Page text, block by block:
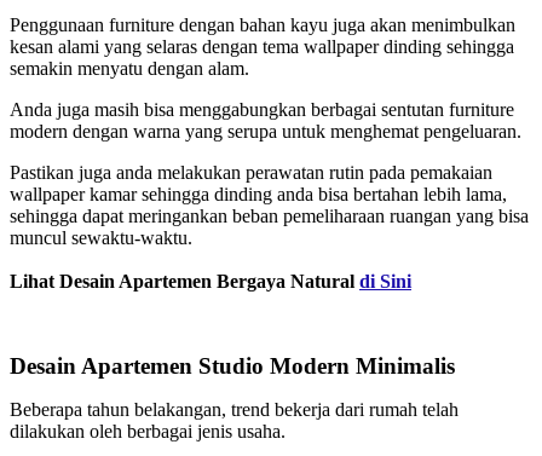
Penggunaan furniture dengan bahan kayu juga akan menimbulkan
kesan alami yang selaras dengan tema wallpaper dinding sehingga
semakin menyatu dengan alam.
Anda juga masih bisa menggabungkan berbagai sentutan furniture
modern dengan warna yang serupa untuk menghemat pengeluaran.
Pastikan juga anda melakukan perawatan rutin pada pemakaian
wallpaper kamar sehingga dinding anda bisa bertahan lebih lama,
sehingga dapat meringankan beban pemeliharaan ruangan yang bisa
muncul sewaktu-waktu.
Lihat Desain Apartemen Bergaya Natural di Sini
Desain Apartemen Studio Modern Minimalis
Beberapa tahun belakangan, trend bekerja dari rumah telah
dilakukan oleh berbagai jenis usaha.